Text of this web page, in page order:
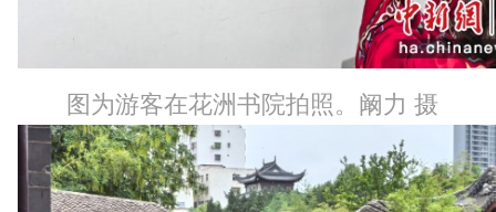
图为游客在花洲书院拍照。阚力 摄